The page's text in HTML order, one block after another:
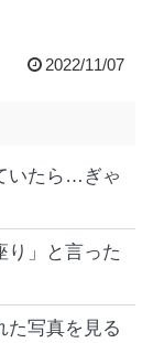
2022/11/07
いたら…ぎゃ
り」と言った
た写真を見る